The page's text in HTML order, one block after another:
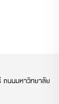
ถนนมหาวิทยาลัย